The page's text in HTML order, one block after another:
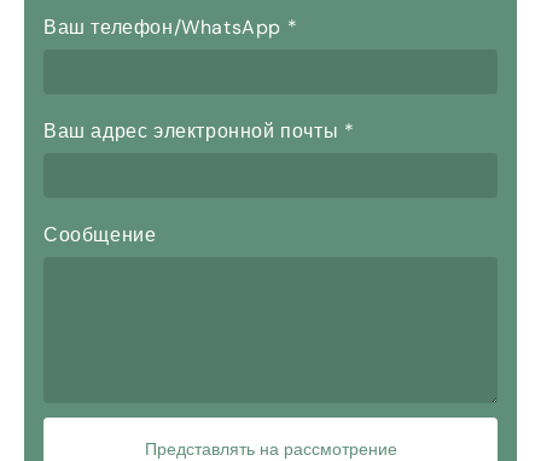
Ваш телефон/WhatsApp *
Ваш адрес электронной почты *
Сообщение
Представлять на рассмотрение